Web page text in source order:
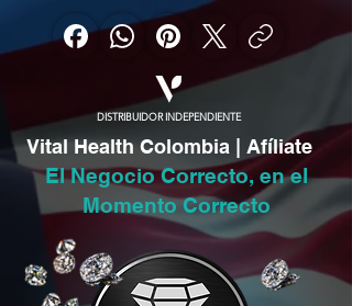
DISTRIBUIDOR INDEPENDIENTE
Vital Health Colombia | Afíliate
El Negocio Correcto, en el
Momento Correcto